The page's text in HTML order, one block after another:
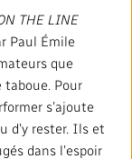
THE LINE
Paul Émile
que
taboue. Pour
s’ajoute
d’y rester. Ils et
dans l’espoir